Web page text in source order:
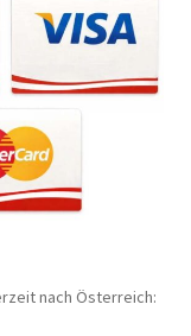
nach Österreich: